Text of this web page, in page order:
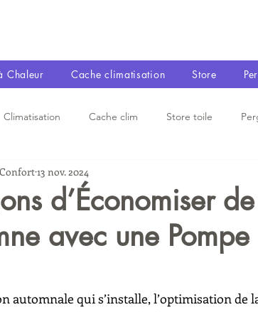
Chaleur Cache climatisation Store
Climatisation Cache clim Store toile
d’Économiser
avec une
13 nov. 2024
automnale qui s’installe, l’optimisation